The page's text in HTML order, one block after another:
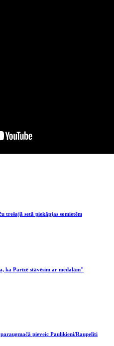
trešajā setā piekāpjas somietēm
ka Parīzē stāvēsim ar medaļām"
pieveic Pauļikieni/Raupelīti